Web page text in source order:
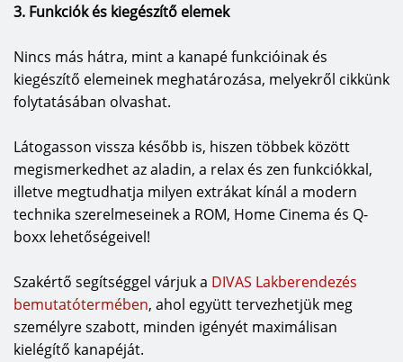
3. Funkciók és kiegészítő elemek
Nincs más hátra, mint a kanapé funkcióinak és
kiegészítő elemeinek meghatározása, melyekről cikkünk
folytatásában olvashat.
Látogasson vissza később is, hiszen többek között
megismerkedhet az aladin, a relax és zen funkciókkal,
illetve megtudhatja milyen extrákat kínál a modern
technika szerelmeseinek a ROM, Home Cinema és Q-
boxx lehetőségeivel!
Szakértő segítséggel várjuk a DIVAS Lakberendezés
bemutatótermében, ahol együtt tervezhetjük meg
személyre szabott, minden igényét maximálisan
kielégítő kanapéját.